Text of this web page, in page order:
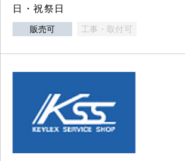
日・祝祭日
販売可 工事・取付可